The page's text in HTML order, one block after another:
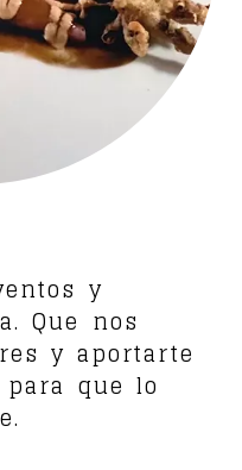
y
Que nos
y aportarte
que lo